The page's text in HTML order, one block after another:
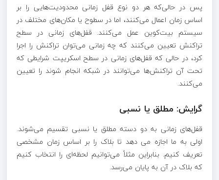
پس در حالی‌که هر دو نوع قفل زمانی محدودیت‌هایی را بر
اساس زمان اعمال می‌کنند، اما در سطوح یا مکان‌های مختلف در
سیستم بیت‌کوین عمل می‌کنند. قفل‌های زمانی در سطح
تراکنش تعیین می‌کنند که چه زمانی می‌توان تراکنش را اجرا
کرد، در حالی که قفل‌های زمانی در سطح اسکریپت شرایطی که
تحت آن تراکنش‌ها می‌توانند در شبکه انجام شوند را تعیین
می‌کنند.
گرایش: مطلق یا نسبی
قفل‌های زمانی به دو دسته مطلق یا نسبی تقسیم می‌شوند.
اولی به ما اجازه می دهد تا بلاک را بر اساس زمان مشخصی
تعریف کنیم. بنابراین مثلاً می‌توانیم لحظه‌ای را انتخاب کنیم
که بلاک در آن به پایان می‌رسد.